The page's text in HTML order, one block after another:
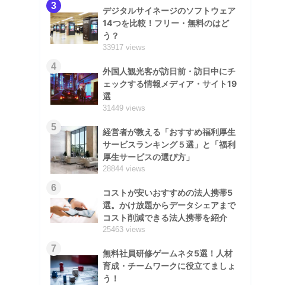
3
デジタルサイネージのソフトウェア
14つを比較！フリー・無料のはど
う？
33917 views
4
外国人観光客が訪日前・訪日中にチ
ェックする情報メディア・サイト19
選
31449 views
5
経営者が教える「おすすめ福利厚生
サービスランキング５選」と「福利
厚生サービスの選び方」
28844 views
6
コストが安いおすすめの法人携帯5
選。かけ放題からデータシェアまで
コスト削減できる法人携帯を紹介
25463 views
7
無料社員研修ゲームネタ5選！人材
育成・チームワークに役立てましょ
う！